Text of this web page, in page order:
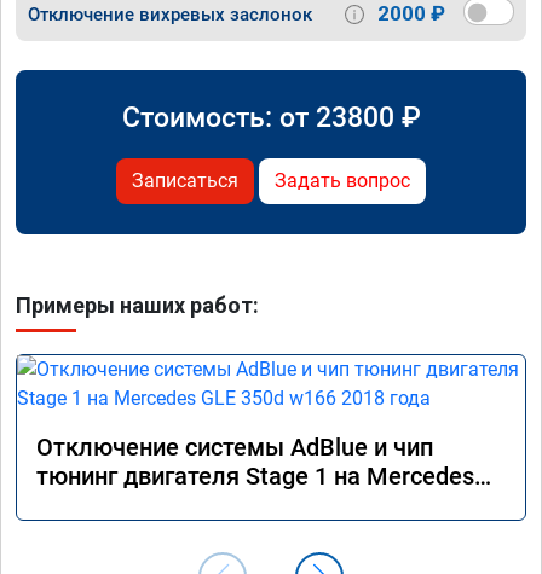
Отключение вихревых заслонок 2000 ₽
Стоимость: от 23800 ₽
Записаться Задать вопрос
Примеры наших работ:
Отключение системы AdBlue и чип
тюнинг двигателя Stage 1 на Mercedes